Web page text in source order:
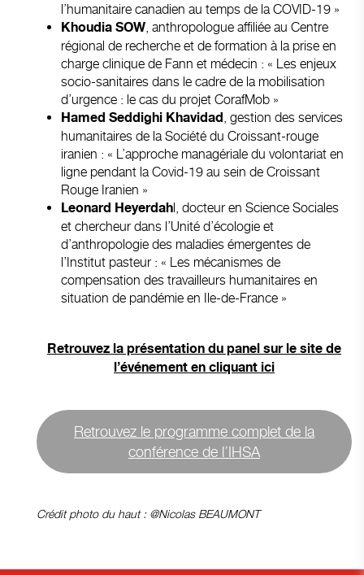
l’humanitaire canadien au temps de la COVID-19 »
Khoudia SOW, anthropologue affiliée au Centre
régional de recherche et de formation à la prise en
charge clinique de Fann et médecin : « Les enjeux
socio-sanitaires dans le cadre de la mobilisation
d’urgence : le cas du projet CorafMob »
Hamed Seddighi Khavidad , gestion des services
humanitaires de la Société du Croissant-rouge
iranien : « L’approche managériale du volontariat en
ligne pendant la Covid-19 au sein de Croissant
Rouge Iranien »
Leonard Heyerdahl, docteur en Science Sociales
et chercheur dans l’Unité d’écologie et
d’anthropologie des maladies émergentes de
l’Institut pasteur : « Les mécanismes de
compensation des travailleurs humanitaires en
situation de pandémie en Ile-de-France »
Retrouvez la présentation du panel sur le site de
l’événement en cliquant ici
Retrouvez le programme complet de la
conférence de l’IHSA
Crédit photo du haut : @Nicolas BEAUMONT